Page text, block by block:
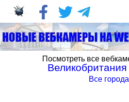
Посмотреть все
Все города